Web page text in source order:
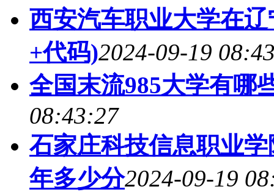
西安汽车职业大学在
+代码)2024-09-19
全国末流985大学有哪
08:43:27
石家庄科技信息职业
年多少分2024-09-19